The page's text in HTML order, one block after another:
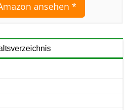
ansehen *